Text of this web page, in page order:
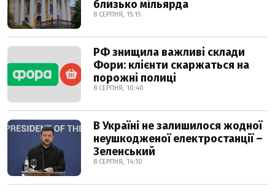
близько мільярда
8 СЕРПНЯ, 15:15
РФ знищила важливі склади
Фори: клієнти скаржаться на
порожні полиці
8 СЕРПНЯ, 10:40
В Україні не залишилося жодної
неушкодженої електростанції –
Зеленський
8 СЕРПНЯ, 14:10